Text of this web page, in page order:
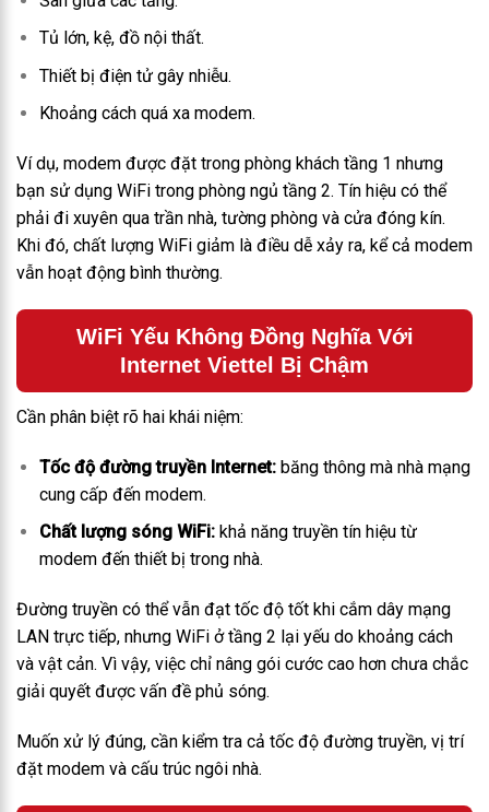
Tủ lớn, kệ, đồ nội thất.
Thiết bị điện tử gây nhiễu.
Khoảng cách quá xa modem.
Ví dụ, modem được đặt trong phòng khách tầng 1 nhưng
bạn sử dụng WiFi trong phòng ngủ tầng 2. Tín hiệu có thể
phải đi xuyên qua trần nhà, tường phòng và cửa đóng kín.
Khi đó, chất lượng WiFi giảm là điều dễ xảy ra, kể cả modem
vẫn hoạt động bình thường.
WiFi Yếu Không Đồng Nghĩa Với
Internet Viettel Bị Chậm
Cần phân biệt rõ hai khái niệm:
Tốc độ đường truyền Internet:băng thông mà nhà mạng
cung cấp đến modem.
Chất lượng sóng WiFi:khả năng truyền tín hiệu từ
modem đến thiết bị trong nhà.
Đường truyền có thể vẫn đạt tốc độ tốt khi cắm dây mạng
LAN trực tiếp, nhưng WiFi ở tầng 2 lại yếu do khoảng cách
và vật cản. Vì vậy, việc chỉ nâng gói cước cao hơn chưa chắc
giải quyết được vấn đề phủ sóng.
Muốn xử lý đúng, cần kiểm tra cả tốc độ đường truyền, vị trí
đặt modem và cấu trúc ngôi nhà.